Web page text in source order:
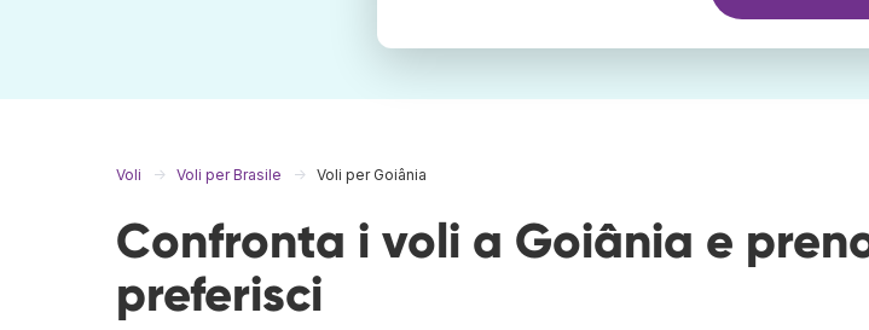
Voli Voli per Brasile Voli per Goiânia
Confronta i voli a Goiânia e
preferisci